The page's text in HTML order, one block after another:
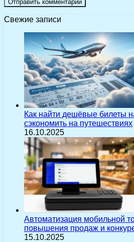
Свежие записи
Как найти дешёвые билеты
сэкономить на путешествиях
16.10.2025
Автоматизация мобильной
повышения продаж и
15.10.2025